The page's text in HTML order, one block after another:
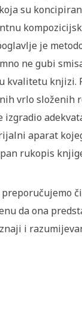
su
je
ne gubi
kvalitetu knjizi.
vrlo složenih
izgradio
aparat
rukopis
da ona
i